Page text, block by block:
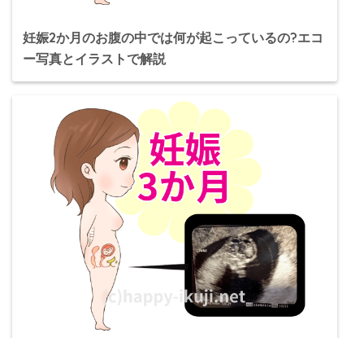
妊娠2か月のお腹の中では何が起こっているの?エコ
ー写真とイラストで解説